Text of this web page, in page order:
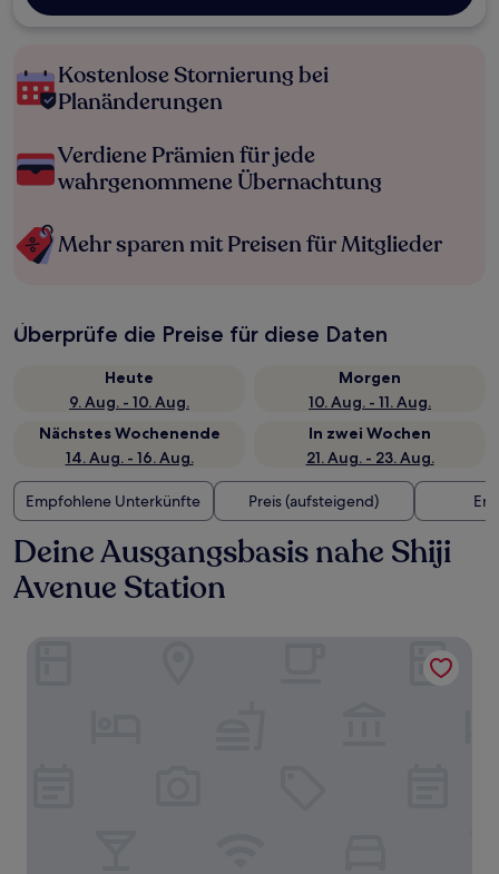
Kostenlose Stornierung bei
Planänderungen
Verdiene Prämien für jede
wahrgenommene Übernachtung
Mehr sparen mit Preisen für Mitglieder
Überprüfe die Preise für diese Daten
Heute
9. Aug. - 10. Aug.
Morgen
10. Aug. - 11. Aug.
Nächstes Wochenende
14. Aug. - 16. Aug.
In zwei Wochen
21. Aug. - 23. Aug.
Empfohlene Unterkünfte Preis (aufsteigend)
Deine Ausgangsbasis nahe Shiji
Avenue Station